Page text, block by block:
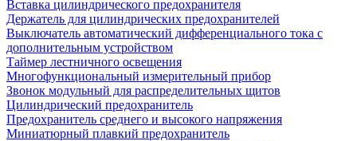
Вставка цилиндрического предохранителя
Держатель для цилиндрических предохранителей
Выключатель автоматический дифференциального тока с
дополнительным устройством
Таймер лестничного освещения
Многофункциональный измерительный прибор
Звонок модульный для распределительных щитов
Цилиндрический предохранитель
Предохранитель среднего и высокого напряжения
Миниатюрный плавкий предохранитель